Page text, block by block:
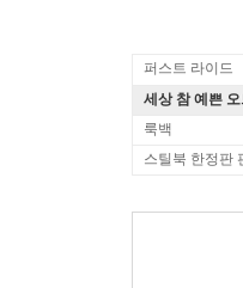
퍼스트 라이드
세상 참 예쁜 오
룩백
스틸북 한정판